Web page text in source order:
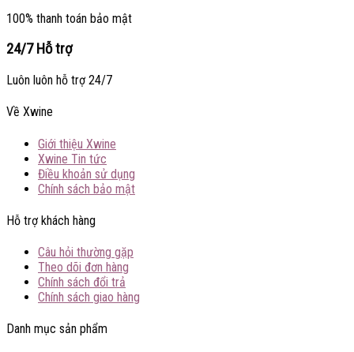
100% thanh toán bảo mật
24/7 Hỗ trợ
Luôn luôn hỗ trợ 24/7
Về Xwine
Giới thiệu Xwine
Xwine Tin tức
Điều khoản sử dụng
Chính sách bảo mật
Hỗ trợ khách hàng
Câu hỏi thường gặp
Theo dõi đơn hàng
Chính sách đổi trả
Chính sách giao hàng
Danh mục sản phẩm